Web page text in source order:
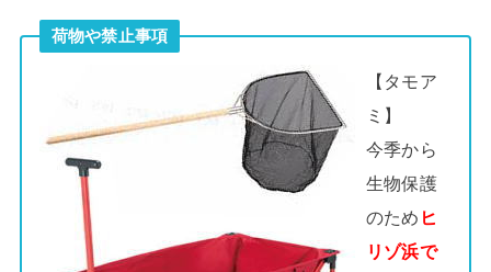
荷物や禁止事項
【タモア
ミ】
今季から
生物保護
のため ヒ
リゾ浜で